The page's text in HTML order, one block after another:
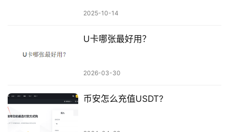
2025-10-14
U卡哪张最好用？
2026-03-30
币安怎么充值USDT?